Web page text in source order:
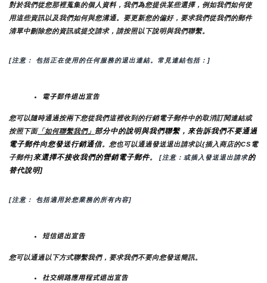
對於我們從您那裡蒐集的個人資料，我們為您提供某些選擇，例如我們如何使
用這些資訊以及我們如何與您溝通。要更新您的偏好，要求我們從我們的郵件
清單中刪除您的資訊或提交請求，請按照以下說明與我們聯繫。
[注意： 包括正在使用的任何服務的退出連結。常見連結包括：]
電子郵件退出宣告
您可以隨時通過按兩下您從我們這裡收到的行銷電子郵件中的取消訂閱連結或
按照下面「如何聯繫我們」 部分中的說明與我們聯繫，來告訴我們不要通過
電子郵件向您發送行銷通信。您也可以通過發送退出請求以{插入商店的CS電
子郵件]來選擇不接收我們的營銷電子郵件。 [注意：或插入發送退出請求的
替代說明]
[注意： 包括適用於您業務的所有內容]
短信退出宣告
您可以通過以下方式聯繫我們，要求我們不要向您發送簡訊。
社交網路應用程式退出宣告